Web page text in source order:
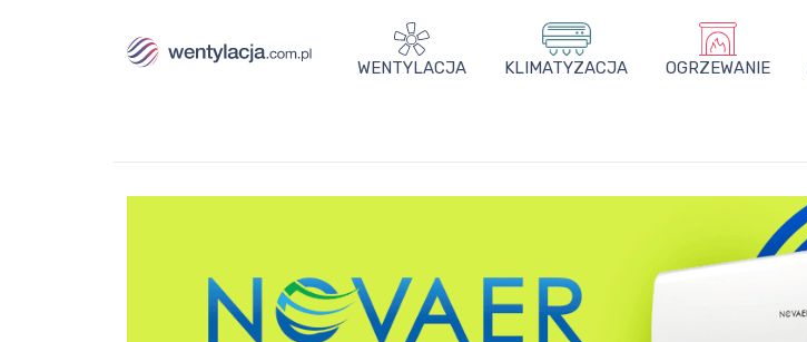
WENTYLACJA KLIMATYZACJA OGRZEWANIE